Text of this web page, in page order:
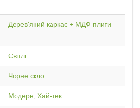
Дерев'яний каркас + МДФ плити
Світлі
Чорне скло
Модерн, Хай-тек